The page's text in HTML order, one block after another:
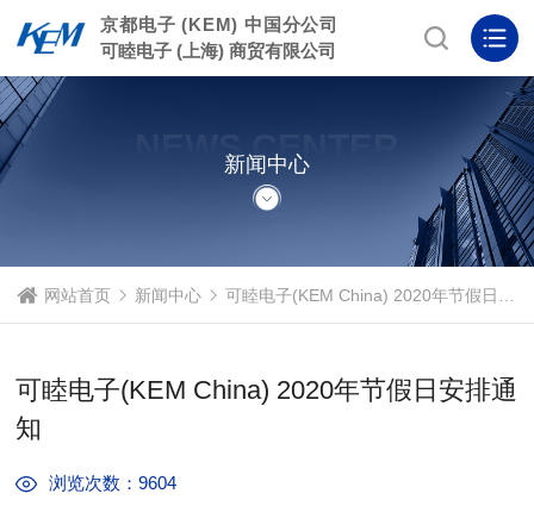
京都电子 (KEM) 中国分公司
可睦电子 (上海) 商贸有限公司
NEWS CENTER
新闻中心
网站首页 新闻中心 可睦电子(KEM China) 2020年节假日安排通知
可睦电子(KEM China) 2020年节假日安排通
知
浏览次数：9604